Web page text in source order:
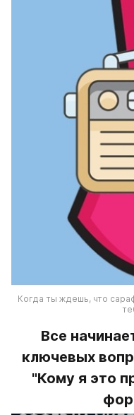
Когда ты ждешь, что
Все
ключевых
"Кому я это